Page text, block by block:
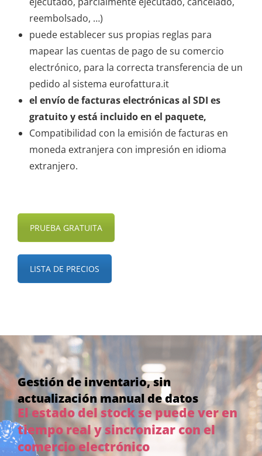
reembolsado, …)
puede establecer sus propias reglas para
mapear las cuentas de pago de su comercio
electrónico, para la correcta transferencia de un
pedido al sistema eurofattura.it
el envío de facturas electrónicas al SDI es
gratuito y está incluido en el paquete,
Compatibilidad con la emisión de facturas en
moneda extranjera con impresión en idioma
extranjero.
PRUEBA GRATUITA
LISTA DE PRECIOS
Gestión de inventario, sin
actualización manual de datos
El estado del stock se puede ver en
tiempo real y sincronizar con el
comercio electrónico